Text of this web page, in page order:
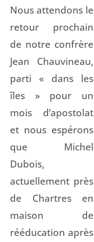
Nous attendons le
retour prochain
de notre confrère
Jean Chauvineau,
parti « dans les
îles » pour un
mois d’apostolat
et nous espérons
que Michel
Dubois,
actuellement près
de Chartres en
maison de
rééducation après